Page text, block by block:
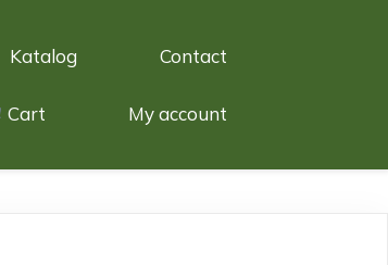
Katalog Contact
Cart My account